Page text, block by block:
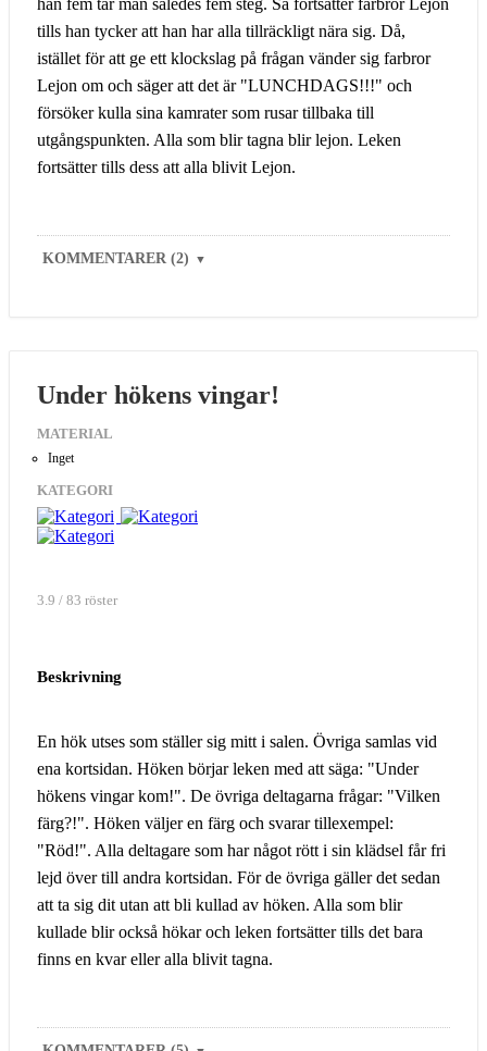
han fem tar man således fem steg. Så fortsätter farbror Lejon
tills han tycker att han har alla tillräckligt nära sig. Då,
istället för att ge ett klockslag på frågan vänder sig farbror
Lejon om och säger att det är "LUNCHDAGS!!!" och
försöker kulla sina kamrater som rusar tillbaka till
utgångspunkten. Alla som blir tagna blir lejon. Leken
fortsätter tills dess att alla blivit Lejon.
KOMMENTARER (2) ▼
Under hökens vingar!
MATERIAL
Inget
KATEGORI
3.9 / 83 röster
Beskrivning
En hök utses som ställer sig mitt i salen. Övriga samlas vid
ena kortsidan. Höken börjar leken med att säga: "Under
hökens vingar kom!". De övriga deltagarna frågar: "Vilken
färg?!". Höken väljer en färg och svarar tillexempel:
"Röd!". Alla deltagare som har något rött i sin klädsel får fri
lejd över till andra kortsidan. För de övriga gäller det sedan
att ta sig dit utan att bli kullad av höken. Alla som blir
kullade blir också hökar och leken fortsätter tills det bara
finns en kvar eller alla blivit tagna.